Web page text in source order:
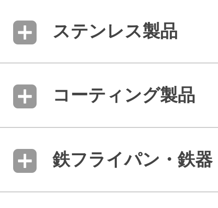
ステンレス製品
コーティング製品
鉄フライパン・鉄器